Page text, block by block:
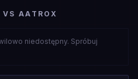
AATROX
niedostępny. Spróbuj